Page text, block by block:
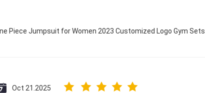
Piece Jumpsuit for Women 2023 Customized Logo Gym Sets
Oct 21.2025